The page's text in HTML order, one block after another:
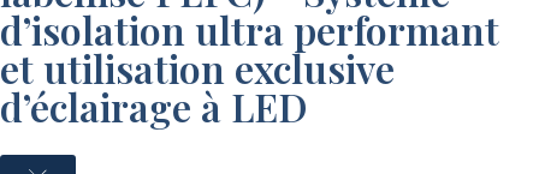
d’isolation ultra performant
et utilisation exclusive
d’éclairage à LED